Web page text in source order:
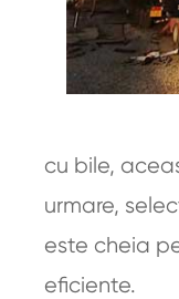
cu bile,
urmare,
este cheia
eficiente.